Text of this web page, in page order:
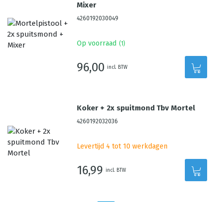
Mixer
4260192030049
Op voorraad (1 )
96,00 incl. BTW
Koker + 2x spuitmond Tbv Mortel
4260192032036
Levertijd 4 tot 10 werkdagen
16,99 incl. BTW